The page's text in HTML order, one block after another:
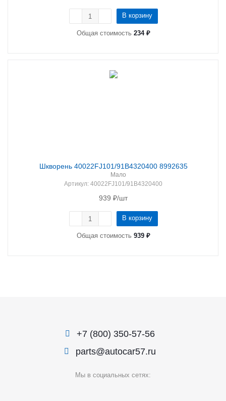
В корзину
Общая стоимость 234 ₽
Шкворень 40022FJ101/91B4320400 8992635
Мало
Артикул: 40022FJ101/91B4320400
939 ₽/шт
В корзину
Общая стоимость 939 ₽
+7 (800) 350-57-56
parts@autocar57.ru
Мы в социальных сетях: